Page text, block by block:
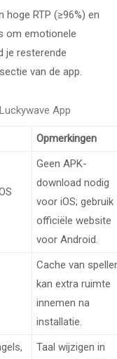
hoge RTP (≥96%) en
om emotionele
je resterende
van de app.
App
Opmerkingen
Geen APK-
download nodig
voor iOS; gebruik
officiële website
voor Android.
Cache van
kan extra ruimte
innemen na
installatie.
Taal wijzigen in